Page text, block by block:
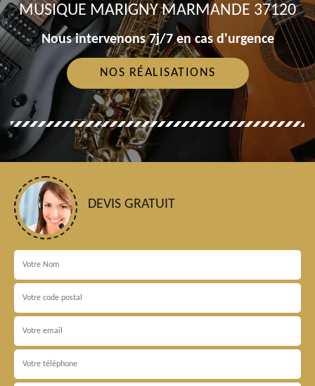
MUSIQUE MARIGNY MARMANDE 37120
Nous intervenons 7j/7 en cas d'urgence
NOS RÉALISATIONS
DEVIS GRATUIT